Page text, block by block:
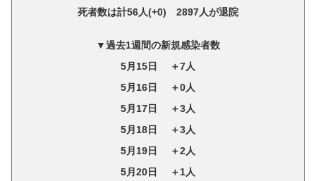
死者数は計56人(+0) 2897人が退院
▼過去1週間の新規感染者数
5月15日 ＋7人
5月16日 ＋0人
5月17日 ＋3人
5月18日 ＋3人
5月19日 ＋2人
5月20日 ＋1人